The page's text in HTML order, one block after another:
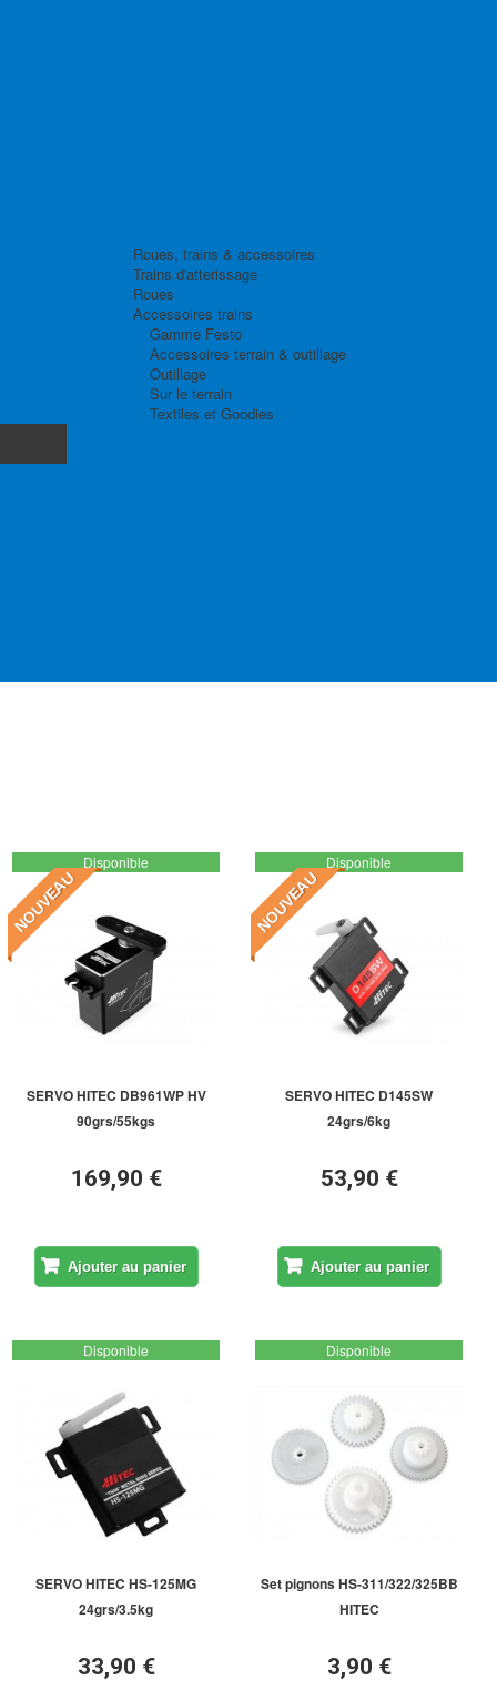
Roues, trains & accessoires
Trains d'atterissage
Roues
Accessoires trains
Gamme Festo
Accessoires terrain & outillage
Outillage
Sur le terrain
Textiles et Goodies
Disponible
NOUVEAU
SERVO HITEC DB961WP HV
90grs/55kgs
169,90 €
Ajouter au panier
Disponible
NOUVEAU
SERVO HITEC D145SW
24grs/6kg
53,90 €
Ajouter au panier
Disponible
SERVO HITEC HS-125MG
24grs/3.5kg
33,90 €
Disponible
Set pignons HS-311/322/325BB
HITEC
3,90 €